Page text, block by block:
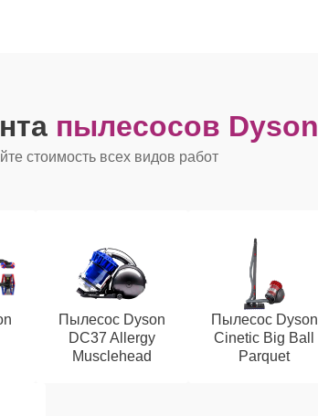
пылесосов Dyson
стоимость всех видов работ
Пылесос Dyson
DC37 Allergy
Musclehead
Пылесос Dyson
Cinetic Big Ball
Parquet